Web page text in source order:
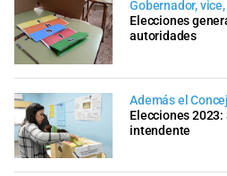
Gobernador,
Elecciones
autoridades
Además el
Elecciones
intendente